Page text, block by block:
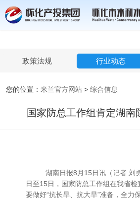
米兰官方网站
政策法规 行业动态
您的位置： 米兰官方网站 > 综合信息
国家防总工作组肯定湖南
湖南日报8月15日讯（记者 刘
日至15日，国家防总工作组在我省检
要做好“抗长旱、抗大旱”准备，全力